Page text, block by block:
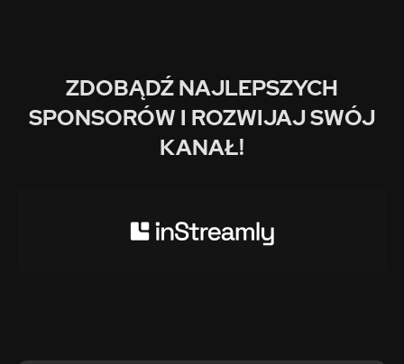
ZDOBĄDŹ NAJLEPSZYCH
SPONSORÓW I ROZWIJAJ SWÓJ
KANAŁ!